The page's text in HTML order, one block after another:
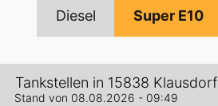
Diesel Super E10
Tankstellen in 15838 Klausdorf
Stand von 08.08.2026 - 09:49